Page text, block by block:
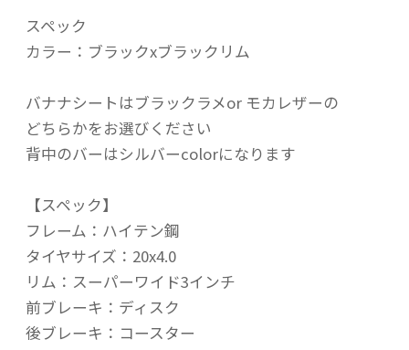
スペック
カラー：ブラックxブラックリム
バナナシートはブラックラメor モカレザーの
どちらかをお選びください
背中のバーはシルバーcolorになります
【スペック】
フレーム：ハイテン鋼
タイヤサイズ：20x4.0
リム：スーパーワイド3インチ
前ブレーキ：ディスク
後ブレーキ：コースター